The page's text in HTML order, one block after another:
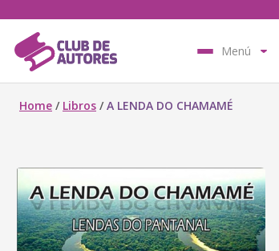
Menú
Home / Libros /A LENDA DO CHAMAMÉ